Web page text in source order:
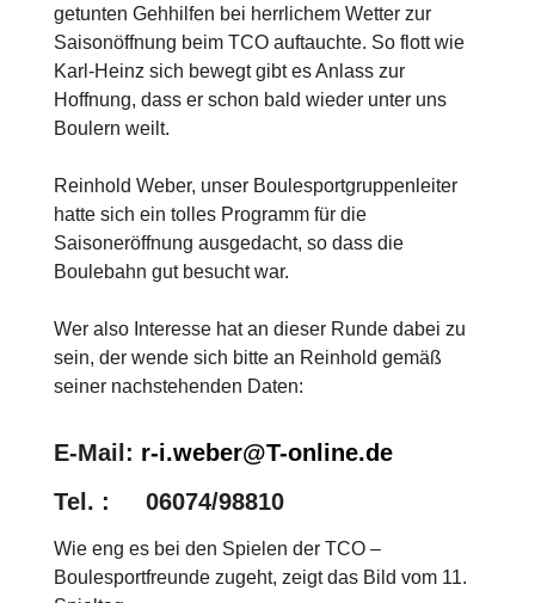
getunten Gehhilfen bei herrlichem Wetter zur
Saisonöffnung beim TCO auftauchte. So flott wie
Karl-Heinz sich bewegt gibt es Anlass zur
Hoffnung, dass er schon bald wieder unter uns
Boulern weilt.
Reinhold Weber, unser Boulesportgruppenleiter
hatte sich ein tolles Programm für die
Saisoneröffnung ausgedacht, so dass die
Boulebahn gut besucht war.
Wer also Interesse hat an dieser Runde dabei zu
sein, der wende sich bitte an Reinhold gemäß
seiner nachstehenden Daten:
E-Mail: r-i.weber@T-online.de
Tel. : 06074/98810
Wie eng es bei den Spielen der TCO –
Boulesportfreunde zugeht, zeigt das Bild vom 11.